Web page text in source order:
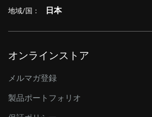
地域/国： 日本
オンラインストア
メルマガ登録
製品ポートフォリオ